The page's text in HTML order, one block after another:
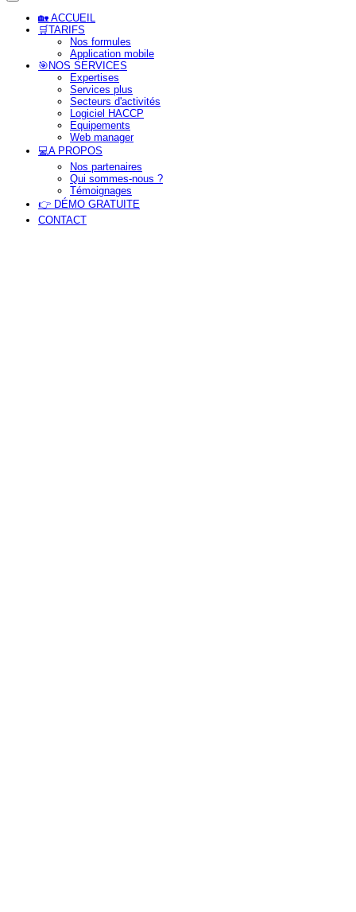
🏡 ACCUEIL
🛒TARIFS
Nos formules
Application mobile
🎯NOS SERVICES
Expertises
Services plus
Secteurs d'activités
Logiciel HACCP
Equipements
Web manager
💻A PROPOS
Nos partenaires
Qui sommes-nous ?
Témoignages
👉 DÉMO GRATUITE
CONTACT